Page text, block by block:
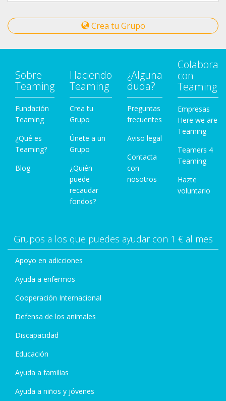
Crea tu Grupo
Sobre
Teaming
Fundación
Teaming
¿Qué es
Teaming?
Blog
Haciendo
Teaming
Crea tu
Grupo
Únete a un
Grupo
¿Quién
puede
recaudar
fondos?
¿Alguna
duda?
Preguntas
frecuentes
Aviso legal
Contacta
con
nosotros
Colabora
con
Teaming
Empresas
Here we are
Teaming
Teamers 4
Teaming
Hazte
voluntario
Grupos a los que puedes ayudar con 1 € al mes
Apoyo en adicciones
Ayuda a enfermos
Cooperación Internacional
Defensa de los animales
Discapacidad
Educación
Ayuda a familias
Ayuda a niños y jóvenes